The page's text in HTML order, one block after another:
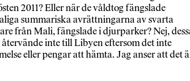
2011? Eller när de våldtog fängslade
summariska avrättningarna av svarta
från Mali, fängslade i djurparker? Nej,
inte till Libyen eftersom det inte
eller pengar att hämta. Jag anser att det